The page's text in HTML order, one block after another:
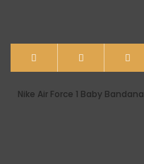
Nike Air Force 1 Baby Bandana